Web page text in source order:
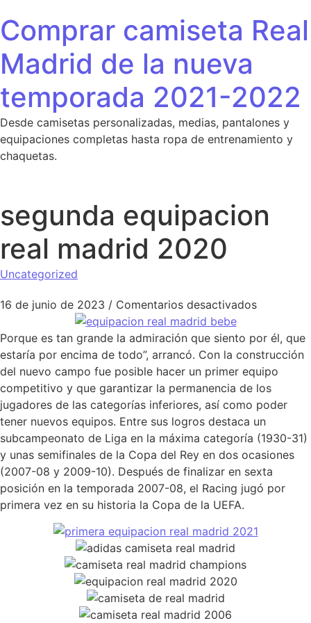
Comprar camiseta Real
Madrid de la nueva
temporada 2021-2022
Desde camisetas personalizadas, medias, pantalones y
equipaciones completas hasta ropa de entrenamiento y
chaquetas.
segunda equipacion
real madrid 2020
Uncategorized
16 de junio de 2023 / Comentarios desactivadosen
Porque es tan grande la admiración que siento por él, que
estaría por encima de todo”, arrancó. Con la construcción
del nuevo campo fue posible hacer un primer equipo
competitivo y que garantizar la permanencia de los
jugadores de las categorías inferiores, así como poder
tener nuevos equipos. Entre sus logros destaca un
subcampeonato de Liga en la máxima categoría (1930-31)
y unas semifinales de la Copa del Rey en dos ocasiones
(2007-08 y 2009-10). Después de finalizar en sexta
posición en la temporada 2007-08, el Racing jugó por
primera vez en su historia la Copa de la UEFA.